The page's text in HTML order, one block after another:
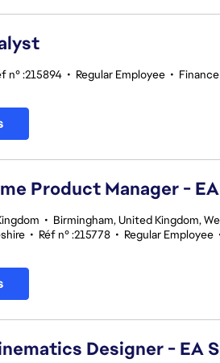
n° :215894 • Regular Employee • Finance
Product Manager -
• Birmingham, United Kingdom,
• Réf n° :215778 • Regular Employee
Designer - EA